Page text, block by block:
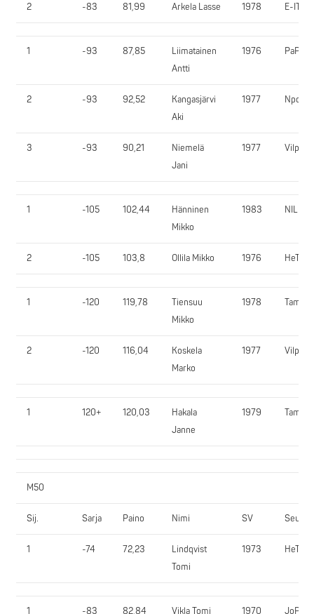
2 -83 81,99 Arkela Lasse 1978 E-IT
1 -93 87,85
Liimatainen
Antti
1976 PaPu
2 -93 92,52
Kangasjärvi
Aki
1977
3 -93 90,21
Niemelä
Jani
1977 VilpVe
1 -105 102,44
Hänninen
Mikko
1983 NIL
2 -105 103,8 Ollila Mikko 1976
1 -120 119,78
Tiensuu
Mikko
1978 TamRy
2 -120 116,04
Koskela
Marko
1977 VilpVe
1 120+ 120,03
Hakala
Janne
1979 TamRy
M50
Sij. Sarja Paino Nimi SV Seura
1 -74 72,23
Lindqvist
Tomi
1973
1 -83 82,84 Vikla Tomi 1970